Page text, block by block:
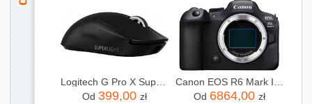
Logitech G Pro X Superlight 2 (910007554)
Od 399,00 zł
Canon EOS R6 Mark II body
Od 6864,00 zł